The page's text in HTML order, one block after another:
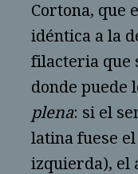
Cortona, que
idéntica a la
filacteria que
donde puede
plena: si el
latina fuese
izquierda), el